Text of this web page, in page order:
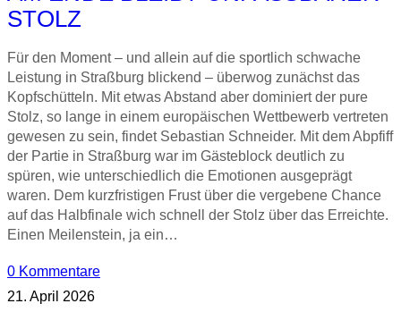
STOLZ
Für den Moment – und allein auf die sportlich schwache
Leistung in Straßburg blickend – überwog zunächst das
Kopfschütteln. Mit etwas Abstand aber dominiert der pure
Stolz, so lange in einem europäischen Wettbewerb vertreten
gewesen zu sein, findet Sebastian Schneider. Mit dem Abpfiff
der Partie in Straßburg war im Gästeblock deutlich zu
spüren, wie unterschiedlich die Emotionen ausgeprägt
waren. Dem kurzfristigen Frust über die vergebene Chance
auf das Halbfinale wich schnell der Stolz über das Erreichte.
Einen Meilenstein, ja ein…
0 Kommentare
21. April 2026